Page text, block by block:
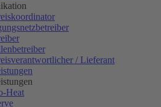
/ Lieferant
Heat